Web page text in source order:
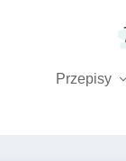
Przepisy